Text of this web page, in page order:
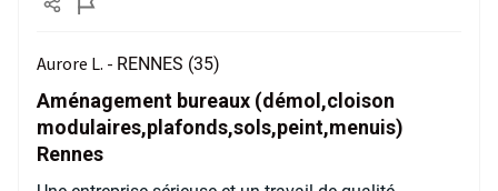
Aurore L. - RENNES (35)
Aménagement bureaux (démol,cloison
modulaires,plafonds,sols,peint,menuis)
Rennes